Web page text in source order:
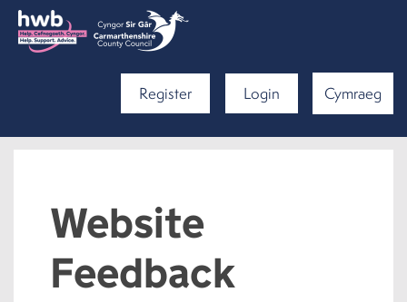
Register Login Cymraeg